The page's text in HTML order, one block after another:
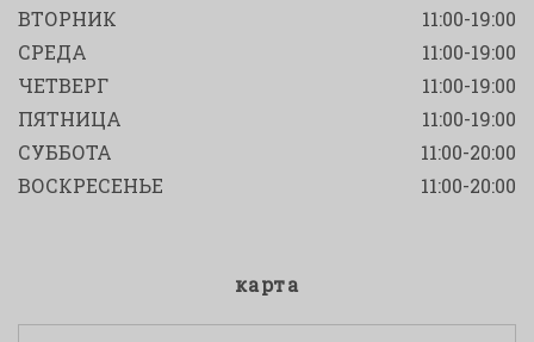
ВТОРНИК
11:00-19:00
СРЕДА
11:00-19:00
ЧЕТВЕРГ
11:00-19:00
ПЯТНИЦА
11:00-19:00
СУББОТА
11:00-20:00
ВОСКРЕСЕНЬЕ
11:00-20:00
карта